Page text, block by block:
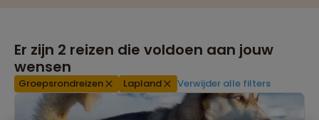
Er zijn 2 reizen die voldoen aan jouw
wensen
Groepsrondreizen Lapland Verwijder alle filters